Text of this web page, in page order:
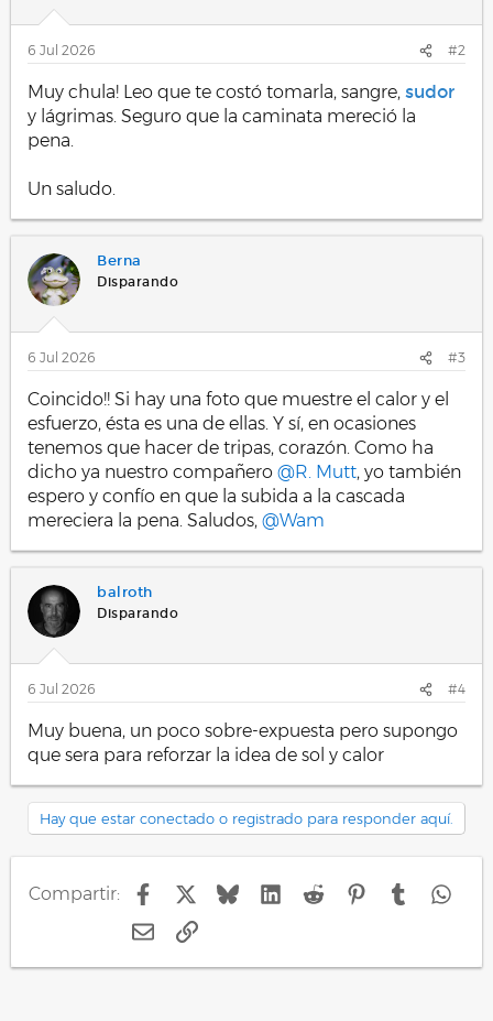
e
s
:
6 Jul 2026 #2
Muy chula! Leo que te costó tomarla, sangre, sudor
y lágrimas. Seguro que la caminata mereció la
pena.
Un saludo.
Berna
Disparando
6 Jul 2026 #3
Coincido!! Si hay una foto que muestre el calor y el
esfuerzo, ésta es una de ellas. Y sí, en ocasiones
tenemos que hacer de tripas, corazón. Como ha
dicho ya nuestro compañero @R. Mutt, yo también
espero y confío en que la subida a la cascada
mereciera la pena. Saludos, @Wam
balroth
Disparando
6 Jul 2026 #4
Muy buena, un poco sobre-expuesta pero supongo
que sera para reforzar la idea de sol y calor
Hay que estar conectado o registrado para responder aquí.
Compartir: FacebookBlueskyLinkedIn
Reddit PinterestTumblr
E-mailEnlace